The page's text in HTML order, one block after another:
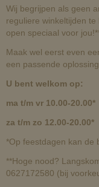
Wij begrijpen als geen
reguliere winkeltijden
open speciaal voor
Maak wel eerst even
een passende
U bent welkom op:
ma t/m vr 10.00-20.00*
za t/m zo 12.00-20.00*
*Op feestdagen kan de
**Hoge nood?
0627172580 (bij